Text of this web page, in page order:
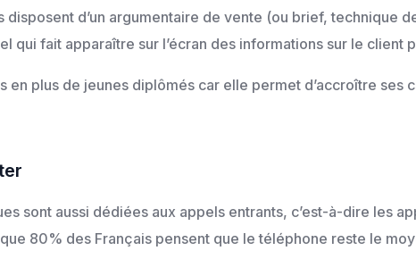
d’un argumentaire de vente (ou brief, technique
qui fait apparaître sur l’écran des informations sur le client
en plus de jeunes diplômés car elle permet d’accroître
sont aussi dédiées aux appels entrants, c’est-à-dire les
80% des Français pensent que le téléphone reste le